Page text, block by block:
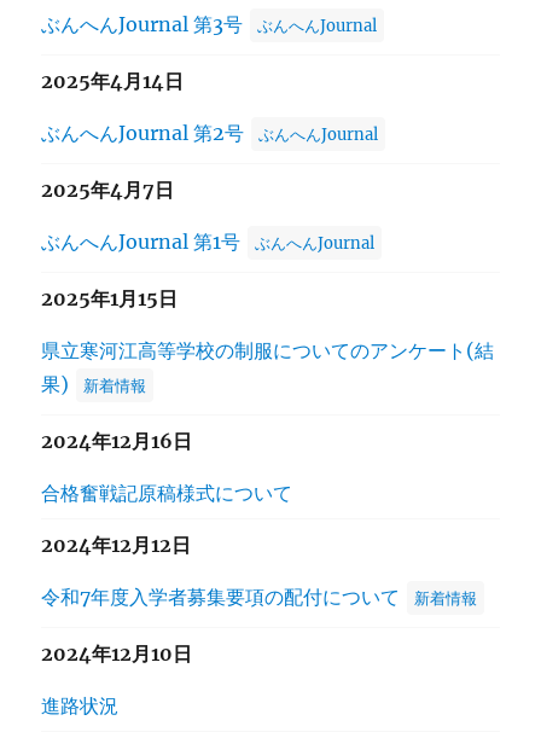
ぶんへんJournal 第3号 ぶんへんJournal
2025年4月14日
ぶんへんJournal 第2号 ぶんへんJournal
2025年4月7日
ぶんへんJournal 第1号 ぶんへんJournal
2025年1月15日
県立寒河江高等学校の制服についてのアンケート(結
果)
新着情報
2024年12月16日
合格奮戦記原稿様式について
2024年12月12日
令和7年度入学者募集要項の配付について 新着情報
2024年12月10日
進路状況